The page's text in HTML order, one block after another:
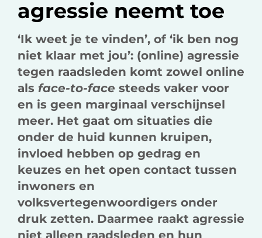
agressie neemt toe
‘Ik weet je te vinden’, of ‘ik ben nog
niet klaar met jou’: (online) agressie
tegen raadsleden komt zowel online
als face-to-face steeds vaker voor
en is geen marginaal verschijnsel
meer. Het gaat om situaties die
onder de huid kunnen kruipen,
invloed hebben op gedrag en
keuzes en het open contact tussen
inwoners en
volksvertegenwoordigers onder
druk zetten. Daarmee raakt agressie
niet alleen raadsleden en hun